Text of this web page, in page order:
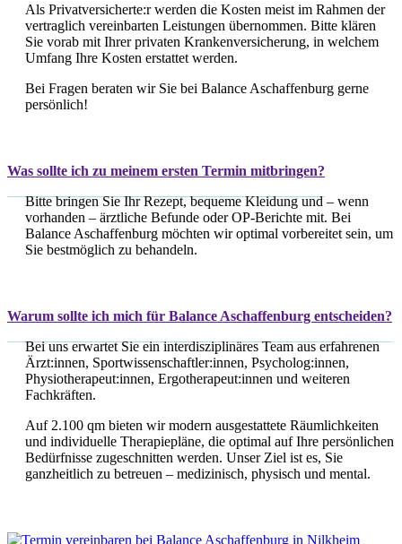
Als Privatversicherte:r werden die Kosten meist im Rahmen der
vertraglich vereinbarten Leistungen übernommen. Bitte klären
Sie vorab mit Ihrer privaten Krankenversicherung, in welchem
Umfang Ihre Kosten erstattet werden.
Bei Fragen beraten wir Sie bei Balance Aschaffenburg gerne
persönlich!
Was sollte ich zu meinem ersten Termin mitbringen?
Bitte bringen Sie Ihr Rezept, bequeme Kleidung und – wenn
vorhanden – ärztliche Befunde oder OP-Berichte mit. Bei
Balance Aschaffenburg möchten wir optimal vorbereitet sein, um
Sie bestmöglich zu behandeln.
Warum sollte ich mich für Balance Aschaffenburg entscheiden?
Bei uns erwartet Sie ein interdisziplinäres Team aus erfahrenen
Ärzt:innen, Sportwissenschaftler:innen, Psycholog:innen,
Physiotherapeut:innen, Ergotherapeut:innen und weiteren
Fachkräften.
Auf 2.100 qm bieten wir modern ausgestattete Räumlichkeiten
und individuelle Therapiepläne, die optimal auf Ihre persönlichen
Bedürfnisse zugeschnitten werden. Unser Ziel ist es, Sie
ganzheitlich zu betreuen – medizinisch, physisch und mental.